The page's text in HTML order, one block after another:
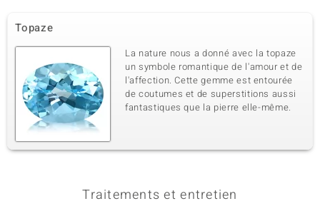
Topaze bleu ciel
Poids total en carat
27,468 ct
Taille de la pierre
Ovale
Sertissage
Serti griffe
Origine
Brésil
4ème pierre
Poids total en carat Taille de la pierre
Rond
Topaze
La nature nous a donné avec la topaze
un symbole romantique de l'amour et de
l'affection. Cette gemme est entourée
de coutumes et de superstitions aussi
fantastiques que la pierre elle-même.
Traitements et entretien